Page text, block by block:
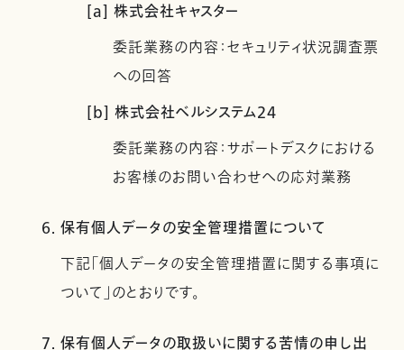
[a] 株式会社キャスター
委託業務の内容：セキュリティ状況調査票
への回答
[b] 株式会社ベルシステム24
委託業務の内容：サポートデスクにおける
お客様のお問い合わせへの応対業務
6. 保有個人データの安全管理措置について
下記「個人データの安全管理措置に関する事項に
ついて」のとおりです。
7. 保有個人データの取扱いに関する苦情の申し出